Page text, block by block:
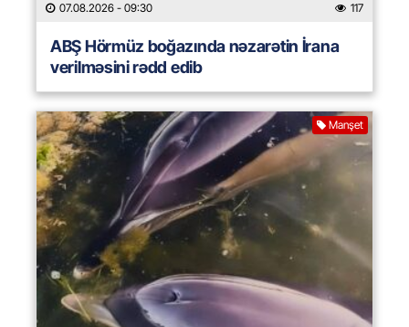
07.08.2026 - 09:30 117
ABŞ Hörmüz boğazında nəzarətin İrana
verilməsini rədd edib
Manşet